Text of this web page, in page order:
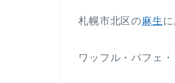
札幌市北区の麻生
ワッフル・パフェ